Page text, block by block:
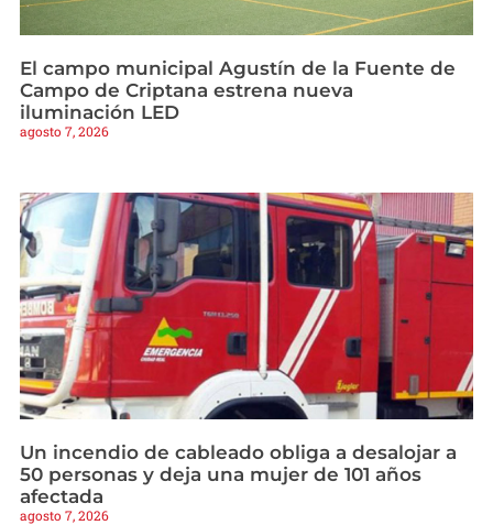
El campo municipal Agustín de la Fuente de
Campo de Criptana estrena nueva
iluminación LED
agosto 7, 2026
Un incendio de cableado obliga a desalojar a
50 personas y deja una mujer de 101 años
afectada
agosto 7, 2026